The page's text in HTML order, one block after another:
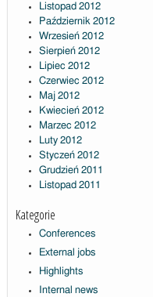
Listopad 2012
Październik 2012
Wrzesień 2012
Sierpień 2012
Lipiec 2012
Czerwiec 2012
Maj 2012
Kwiecień 2012
Marzec 2012
Luty 2012
Styczeń 2012
Grudzień 2011
Listopad 2011
Kategorie
Conferences
External jobs
Highlights
Internal news